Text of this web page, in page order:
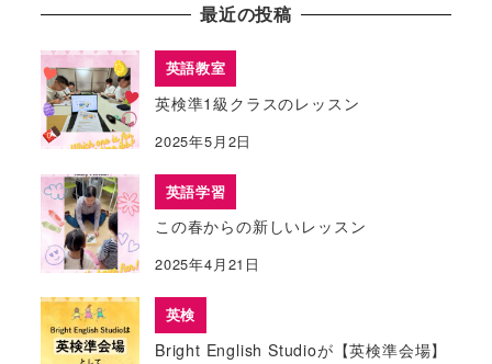
最近の投稿
英語教室
英検準1級クラスのレッスン
2025年5月2日
英語学習
この春からの新しいレッスン
2025年4月21日
英検
Bright English Studioが【英検準会場】